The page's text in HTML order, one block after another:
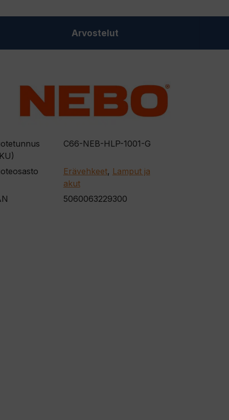
Arvostelut
C66-NEB-HLP-1001-G
Erävehkeet, Lamput ja
akut
5060063229300